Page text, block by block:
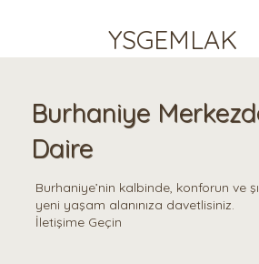
YSGEMLAK
Burhaniye
Daire
Burhaniye’nin kalbinde, konforun ve
yeni yaşam alanınıza davetlisiniz.
İletişime Geçin